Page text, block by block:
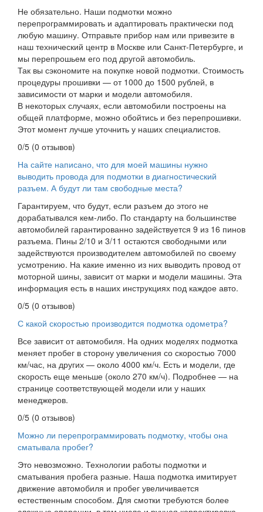
Не обязательно. Наши подмотки можно
перепрограммировать и адаптировать практически под
любую машину. Отправьте прибор нам или привезите в
наш технический центр в Москве или Санкт-Петербурге, и
мы перепрошьем его под другой автомобиль.
Так вы сэкономите на покупке новой подмотки. Стоимость
процедуры прошивки — от 1000 до 1500 рублей, в
зависимости от марки и модели автомобиля.
В некоторых случаях, если автомобили построены на
общей платформе, можно обойтись и без перепрошивки.
Этот момент лучше уточнить у наших специалистов.
0/5 (0 отзывов)
На сайте написано, что для моей машины нужно
выводить провода для подмотки в диагностический
разъем. А будут ли там свободные места?
Гарантируем, что будут, если разъем до этого не
дорабатывался кем-либо. По стандарту на большинстве
автомобилей гарантированно задействуется 9 из 16 пинов
разъема. Пины 2/10 и 3/11 остаются свободными или
задействуются производителем автомобилей по своему
усмотрению. На какие именно из них выводить провод от
моторной шины, зависит от марки и модели машины. Эта
информация есть в наших инструкциях под каждое авто.
0/5 (0 отзывов)
С какой скоростью производится подмотка одометра?
Все зависит от автомобиля. На одних моделях подмотка
меняет пробег в сторону увеличения со скоростью 7000
км/час, на других — около 4000 км/ч. Есть и модели, где
скорость еще меньше (около 270 км/ч). Подробнее — на
странице соответствующей модели или у наших
менеджеров.
0/5 (0 отзывов)
Можно ли перепрограммировать подмотку, чтобы она
сматывала пробег?
Это невозможно. Технологии работы подмотки и
сматывания пробега разные. Наша подмотка имитирует
движение автомобиля и пробег увеличивается
естественным способом. Для смотки требуются более